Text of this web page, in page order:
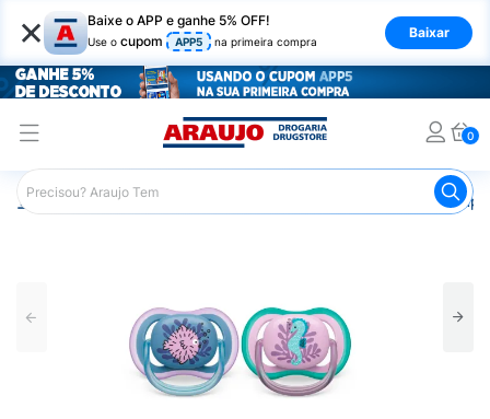
× Baixe o APP e ganhe 5% OFF!
Use o cupom APP5 na primeira compra
Baixar
0
Araujo Infantil